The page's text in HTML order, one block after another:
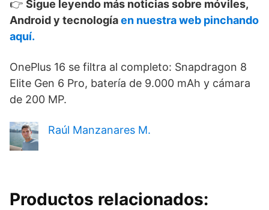
👉 Sigue leyendo más noticias sobre móviles,
Android y tecnologíaen nuestra web pinchando
aquí.
OnePlus 16 se filtra al completo: Snapdragon 8
Elite Gen 6 Pro, batería de 9.000 mAh y cámara
de 200 MP.
Raúl Manzanares M.
Productos relacionados: